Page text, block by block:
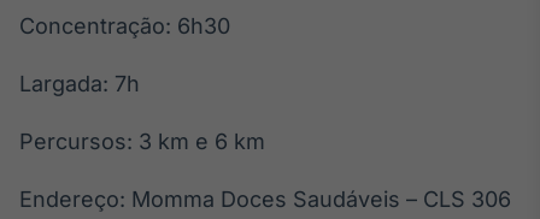
Concentração: 6h30
Largada: 7h
Percursos: 3 km e 6 km
Endereço: Momma Doces Saudáveis – CLS 306